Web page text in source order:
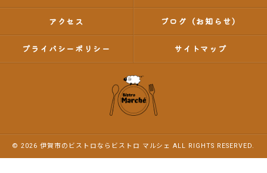
アクセス ブログ（お知らせ）
プライバシーポリシー サイトマップ
© 2026 伊賀市のビストロならビストロ マルシェ ALL RIGHTS RESERVED.